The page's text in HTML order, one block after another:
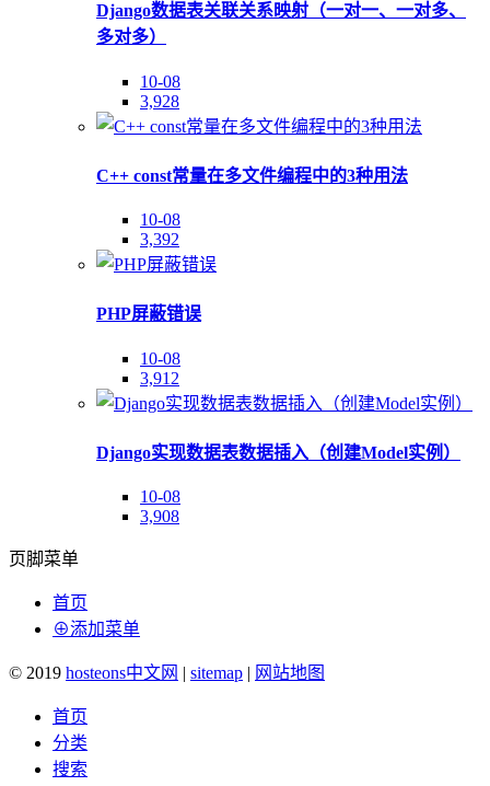
Django数据表关联关系映射（一对一、一对多、
多对多）
10-08
3,928
C++ const常量在多文件编程中的3种用法
10-08
3,392
PHP屏蔽错误
10-08
3,912
Django实现数据表数据插入（创建Model实例）
10-08
3,908
页脚菜单
首页
⊕添加菜单
© 2019 hosteons中文网 | sitemap | 网站地图
首页
分类
搜索